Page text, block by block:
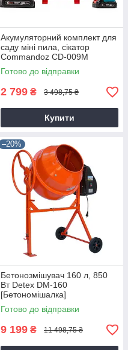
Акумуляторний комплект для
саду міні пила, сікатор
Commandoz CD-009M
Готово до відправки
2 799 ₴ 3 498,75 ₴
Купити
–20%
Бетонозмішувач 160 л, 850
Вт Detex DM-160
[Бетономішалка]
Готово до відправки
9 199 ₴ 11 498,75 ₴